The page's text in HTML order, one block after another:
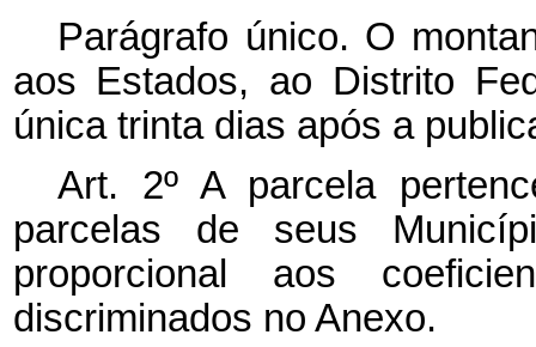
Parágrafo único. O
aos Estados, ao Distrito
única trinta dias após a
Art. 2º A parcela
parcelas de seus
proporcional aos
discriminados no Anexo.